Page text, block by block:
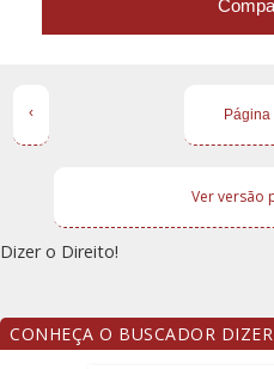
‹ Página
Ver versão
Dizer o Direito!
CONHEÇA O BUSCADOR